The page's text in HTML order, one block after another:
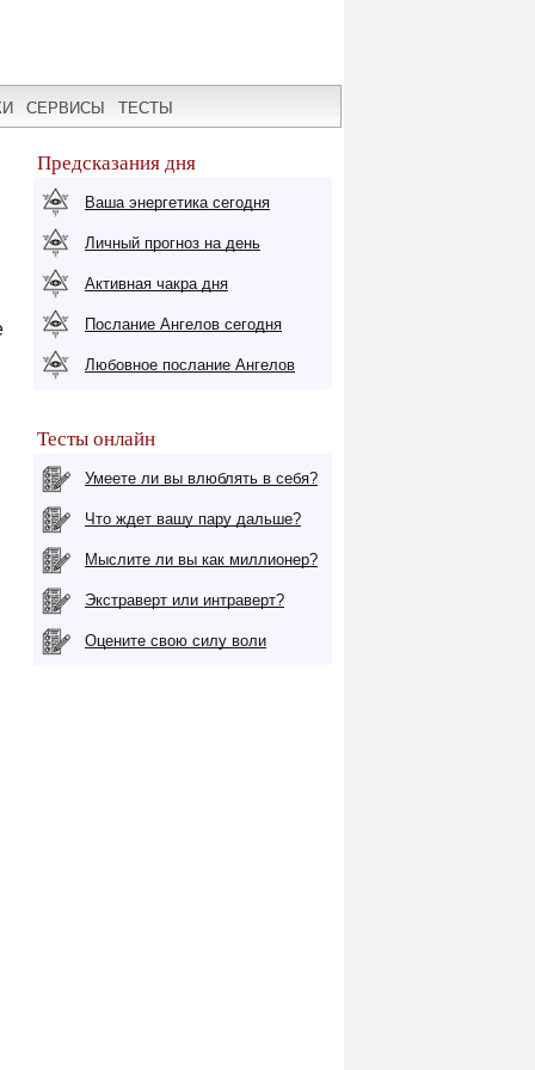
СЕРВИСЫ ТЕСТЫ
Предсказания дня
Ваша энергетика сегодня
Личный прогноз на день
Активная чакра дня
Послание Ангелов сегодня
Любовное послание Ангелов
Тесты онлайн
Умеете ли вы влюблять в себя?
Что ждет вашу пару дальше?
Мыслите ли вы как миллионер?
Экстраверт или интраверт?
Оцените свою силу воли